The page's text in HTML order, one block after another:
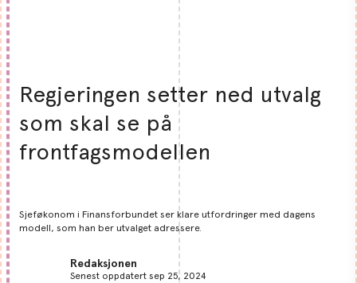
Regjeringen setter ned utvalg
som skal se på
frontfagsmodellen
Sjeføkonom i Finansforbundet ser klare utfordringer med dagens
modell, som han ber utvalget adressere.
Redaksjonen
Senest oppdatert sep 25, 2024